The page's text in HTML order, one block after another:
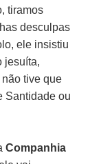
tiramos
desculpas
ele insistiu
jesuíta,
tive que
Santidade ou
Companhia